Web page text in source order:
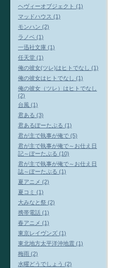
ヘヴィーオブジェクト (1)
マッドハウス (1)
モンハン (2)
ラノベ (1)
一迅社文庫 (1)
任天堂 (1)
俺の彼女(ツレ)はヒトでなし (1)
俺の彼女はヒトでなし (1)
俺の彼女（ツレ）はヒトでなし
(2)
台風 (1)
君ある (3)
君あるぽーたぶる (1)
君が主で執事が俺で (5)
君が主で執事が俺で～お仕え日
記～ぽーたぶる (10)
君が主で執事が俺で～お仕え日
誌～ぽーたぶる (1)
夏アニメ (2)
夏コミ (1)
大みなと祭 (2)
携帯電話 (1)
春アニメ (1)
東京レイヴンズ (1)
東北地方太平洋沖地震 (1)
梅雨 (2)
水曜どうでしょう (2)